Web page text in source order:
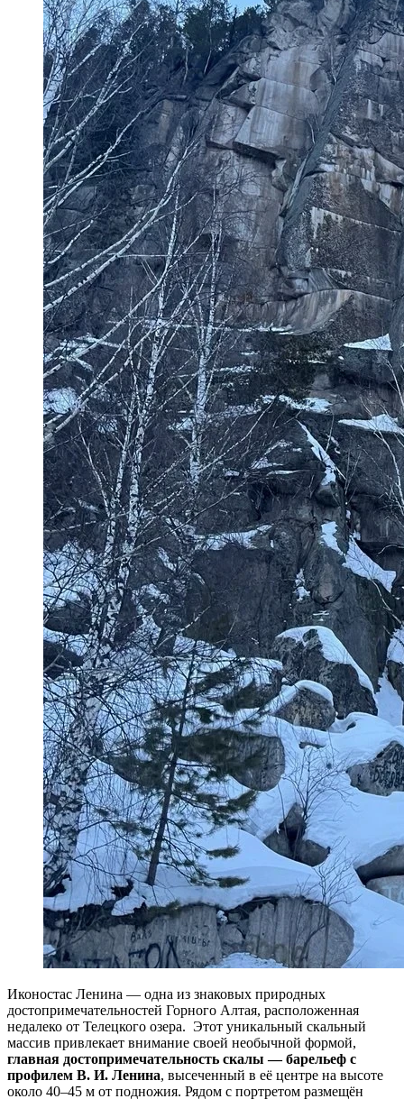
Иконостас Ленина — одна из знаковых природных
достопримечательностей Горного Алтая, расположенная
недалеко от Телецкого озера. Этот уникальный скальный
массив привлекает внимание своей необычной формой,
главная достопримечательность скалы — барельеф с
профилем В. И. Ленина, высеченный в её центре на высоте
около 40–45 м от подножия. Рядом с портретом размещён